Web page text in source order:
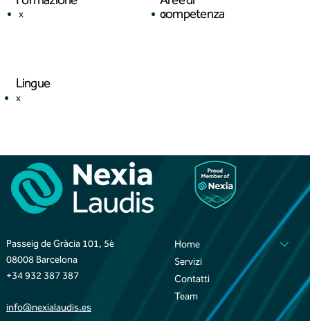
x
competenza
x
Lingue
x
Passeig de Gràcia 101, 5è
08008 Barcelona
+34 932 387 387
info@nexialaudis.es
Home
Servizi
Contatti
Team